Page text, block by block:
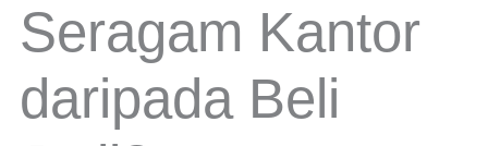
Seragam Kantor
daripada Beli